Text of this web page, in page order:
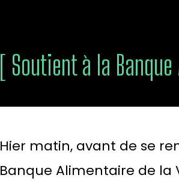
[ Soutient à la
Hier matin, avant de se
Banque Alimentaire de la